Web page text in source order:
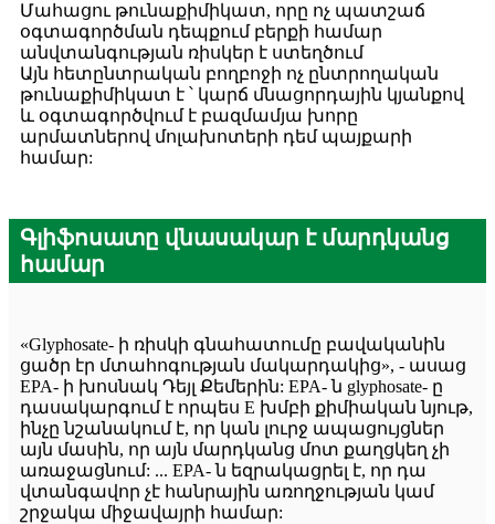
Մահացու թունաքիմիկատ, որը ոչ պատշաճ
օգտագործման դեպքում բերքի համար
անվտանգության ռիսկեր է ստեղծում
Այն հետընտրական բողբոջի ոչ ընտրողական
թունաքիմիկատ է ՝ կարճ մնացորդային կյանքով
և օգտագործվում է բազմամյա խորը
արմատներով մոլախոտերի դեմ պայքարի
համար:
Գլիֆոսատը վնասակար է մարդկանց
համար
«Glyphosate- ի ռիսկի գնահատումը բավականին
ցածր էր մտահոգության մակարդակից», - ասաց
EPA- ի խոսնակ Դեյլ Քեմերին: EPA- ն glyphosate- ը
դասակարգում է որպես E խմբի քիմիական նյութ,
ինչը նշանակում է, որ կան լուրջ ապացույցներ
այն մասին, որ այն մարդկանց մոտ քաղցկեղ չի
առաջացնում: ... EPA- ն եզրակացրել է, որ դա
վտանգավոր չէ հանրային առողջության կամ
շրջակա միջավայրի համար: